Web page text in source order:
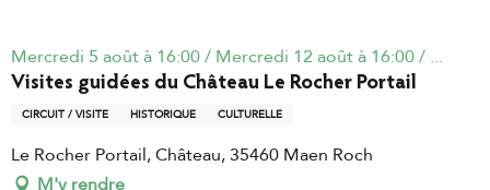
Mercredi 5 août à 16:00 / Mercredi 12 août à 16:00 / ...
Visites guidées du Château Le Rocher Portail
CIRCUIT / VISITE HISTORIQUE CULTURELLE
Le Rocher Portail, Château, 35460 Maen Roch
M'y rendre